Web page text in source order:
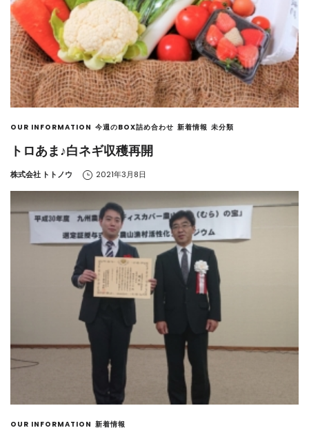
OUR INFORMATION 今週のBOX詰め合わせ 新着情報 未分類
トロあま♪白ネギ収穫再開
by
株式会社 トトノウ 2021年3月8日
OUR INFORMATION 新着情報